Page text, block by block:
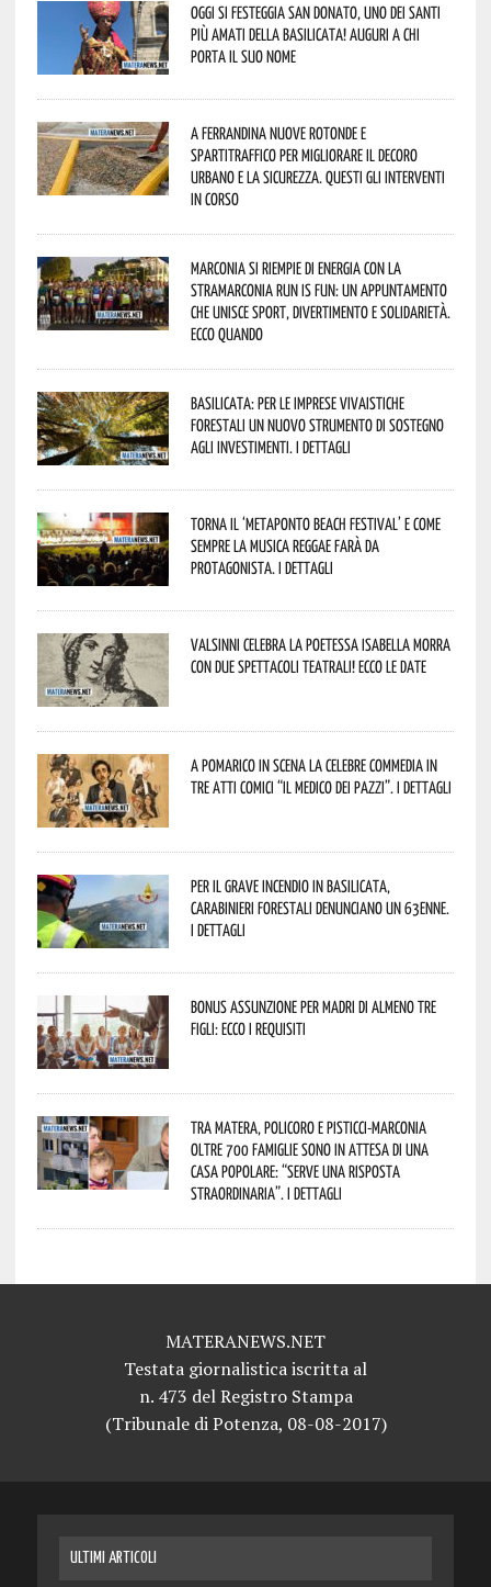
Oggi si festeggia San Donato, uno dei Santi
più amati della Basilicata! Auguri a chi
porta il suo nome
A Ferrandina nuove rotonde e
spartitraffico per migliorare il decoro
urbano e la sicurezza. Questi gli interventi
in corso
Marconia si riempie di energia con la
StraMarconia Run is Fun: un appuntamento
che unisce sport, divertimento e solidarietà.
Ecco quando
Basilicata: per le imprese vivaistiche
forestali un nuovo strumento di sostegno
agli investimenti. I dettagli
Torna il ‘Metaponto beach festival’ e come
sempre la musica reggae farà da
protagonista. I dettagli
Valsinni celebra la poetessa Isabella Morra
con due spettacoli teatrali! Ecco le date
A Pomarico in scena la celebre commedia in
tre atti comici “Il medico dei pazzi”. I dettagli
Per il grave incendio in Basilicata,
Carabinieri forestali denunciano un 63enne.
I dettagli
Bonus assunzione per madri di almeno tre
figli: ecco i requisiti
Tra Matera, Policoro e Pisticci-Marconia
oltre 700 famiglie sono in attesa di una
casa popolare: “serve una risposta
straordinaria”. I dettagli
MATERANEWS.NET
Testata giornalistica iscritta al
n. 473 del Registro Stampa
(Tribunale di Potenza, 08-08-2017)
ULTIMI ARTICOLI